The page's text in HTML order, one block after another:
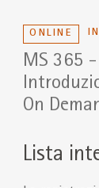
ONLINE
MS 365
On
Lista